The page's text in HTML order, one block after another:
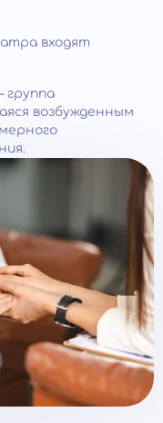
входят
группа
возбужденным